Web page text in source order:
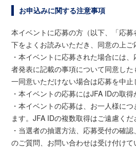
お申込みに関する注意事項
本イベントに応募の方（以下、「応
下をよくお読みいただき、同意の上ご
・本イベントに応募された場合には
者発表に記載の事項について同意し
一同意いただけない場合は応募を中止
・本イベントの応募にはJFA IDの取得
・本イベントの応募は、お一人様に
ます。JFA IDの複数取得はご遠慮くだ
・当選者の抽選方法、応募受付の確
のご質問、お問い合わせは受け付けて